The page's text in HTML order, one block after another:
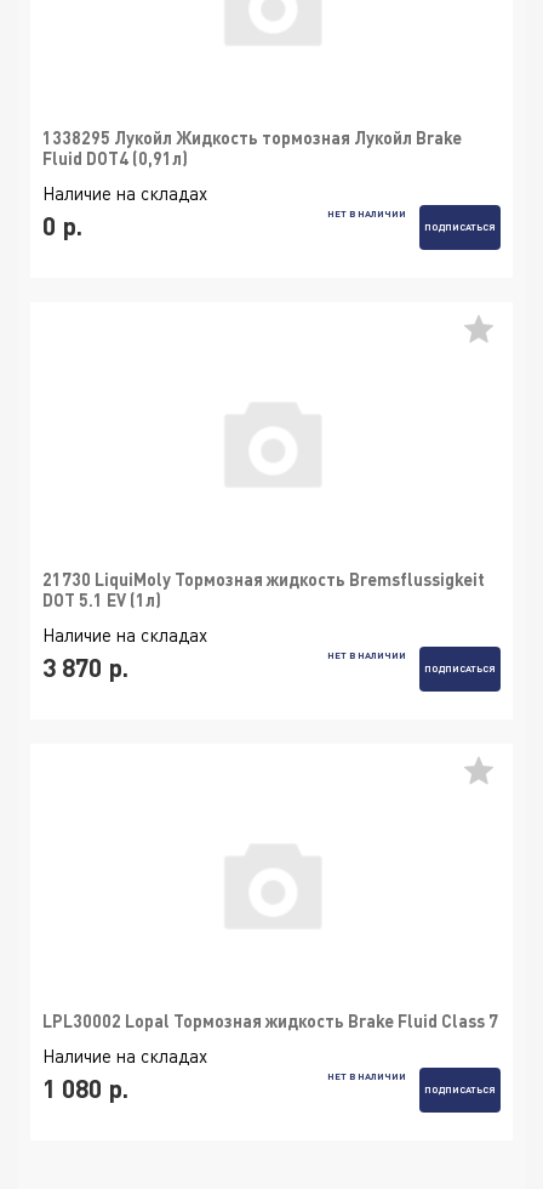
1338295 Лукойл Жидкость тормозная Лукойл Brake
Fluid DOT4 (0,91л)
Наличие на складах
0 р.
НЕТ В НАЛИЧИИ
ПОДПИСАТЬСЯ
21730 LiquiMoly Тормозная жидкость Bremsflussigkeit
DOT 5.1 EV (1л)
Наличие на складах
3 870 р.
НЕТ В НАЛИЧИИ
ПОДПИСАТЬСЯ
LPL30002 Lopal Тормозная жидкость Brake Fluid Class 7
Наличие на складах
1 080 р.
НЕТ В НАЛИЧИИ
ПОДПИСАТЬСЯ